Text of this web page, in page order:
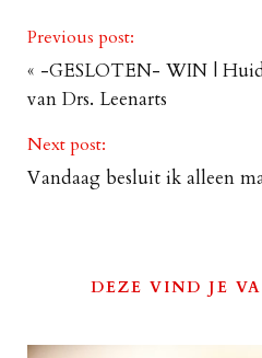
Previous post:
« -GESLOTEN- WIN |
van Drs. Leenarts
Next post:
Vandaag besluit ik alleen
DEZE VIND JE